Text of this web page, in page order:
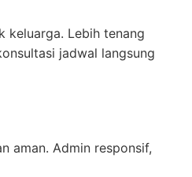
keluarga. Lebih tenang
jadwal langsung
aman. Admin responsif,